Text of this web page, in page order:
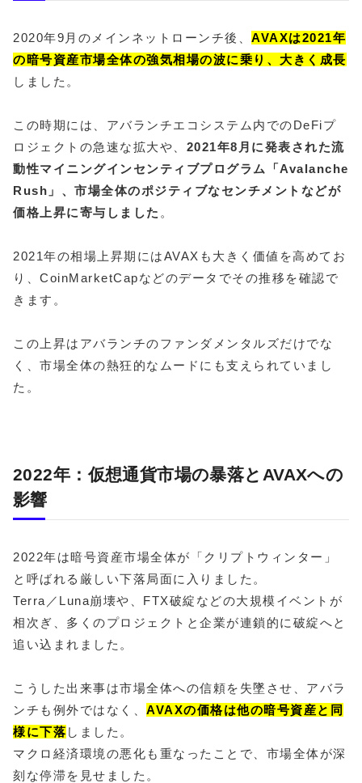
2020年9月のメインネットローンチ後、 AVAXは2021年
の暗号資産市場全体の強気相場の波に乗り、大きく成長
しました。
この時期には、アバランチエコシステム内でのDeFiプ
ロジェクトの急速な拡大や、 2021年8月に発表された流
動性マイニングインセンティブプログラム「Avalanche
Rush」、市場全体のポジティブなセンチメントなどが
価格上昇に寄与しました 。
2021年の相場上昇期にはAVAXも大きく価値を高めてお
り、CoinMarketCapなどのデータでその推移を確認で
きます。
この上昇はアバランチのファンダメンタルズだけでな
く、市場全体の熱狂的なムードにも支えられていまし
た。
2022年：仮想通貨市場の暴落とAVAXへの
影響
2022年は暗号資産市場全体が「クリプトウィンター」
と呼ばれる厳しい下落局面に入りました。
Terra／Luna崩壊や、FTX破綻などの大規模イベントが
相次ぎ、多くのプロジェクトと企業が連鎖的に破綻へと
追い込まれました。
こうした出来事は市場全体への信頼を失墜させ、アバラ
ンチも例外ではなく、 AVAXの価格は他の暗号資産と同
様に下落 しました。
マクロ経済環境の悪化も重なったことで、市場全体が深
刻な停滞を見せました。